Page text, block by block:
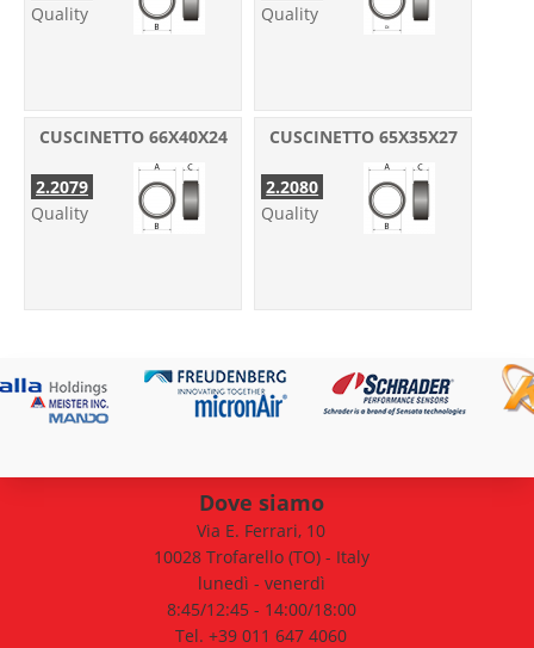
Quality
Quality
CUSCINETTO 66X40X24
2.2079
Quality
CUSCINETTO 65X35X27
2.2080
Quality
Dove siamo
Via E. Ferrari, 10
10028 Trofarello (TO) - Italy
lunedì - venerdì
8:45/12:45 - 14:00/18:00
Tel. +39 011 647 4060